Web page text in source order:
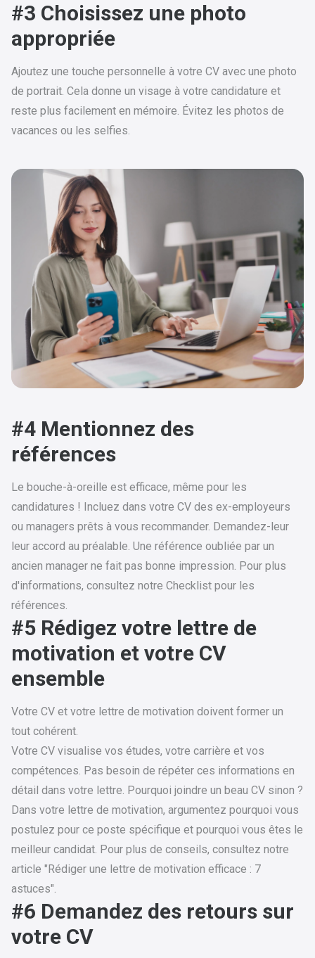
#3 Choisissez une photo
appropriée
Ajoutez une touche personnelle à votre CV avec une photo
de portrait. Cela donne un visage à votre candidature et
reste plus facilement en mémoire. Évitez les photos de
vacances ou les selfies.
#4 Mentionnez des
références
Le bouche-à-oreille est efficace, même pour les
candidatures ! Incluez dans votre CV des ex-employeurs
ou managers prêts à vous recommander. Demandez-leur
leur accord au préalable. Une référence oubliée par un
ancien manager ne fait pas bonne impression. Pour plus
d'informations, consultez notre Checklist pour les
références.
#5 Rédigez votre lettre de
motivation et votre CV
ensemble
Votre CV et votre lettre de motivation doivent former un
tout cohérent.
Votre CV visualise vos études, votre carrière et vos
compétences. Pas besoin de répéter ces informations en
détail dans votre lettre. Pourquoi joindre un beau CV sinon ?
Dans votre lettre de motivation, argumentez pourquoi vous
postulez pour ce poste spécifique et pourquoi vous êtes le
meilleur candidat. Pour plus de conseils, consultez notre
article " Rédiger une lettre de motivation efficace : 7
astuces".
#6 Demandez des retours sur
votre CV